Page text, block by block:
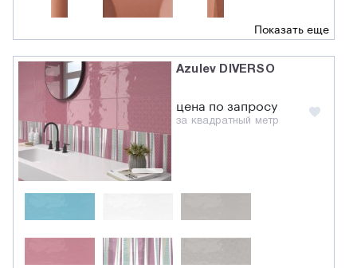
Показать еще
Azulev DIVERSO
цена по запросу
за квадратный метр